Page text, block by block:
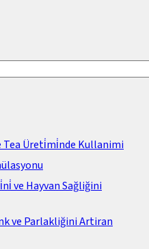
Üreti̇mi̇nde Kullanimi
ve Hayvan Sağliğini
ve Parlakliğini Artiran